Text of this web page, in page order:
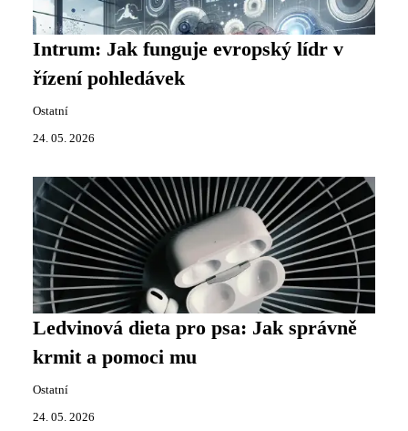
Intrum: Jak funguje evropský lídr v
řízení pohledávek
Ostatní
24. 05. 2026
Ledvinová dieta pro psa: Jak správně
krmit a pomoci mu
Ostatní
24. 05. 2026